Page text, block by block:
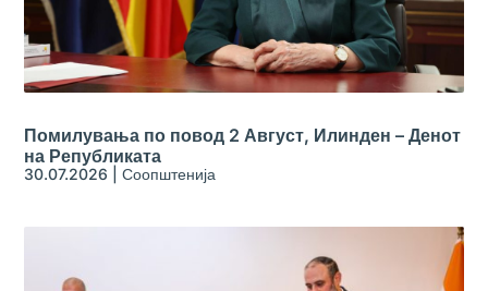
Помилувања по повод 2 Август, Илинден – Денот
на Републиката
30.07.2026 |Соопштенија